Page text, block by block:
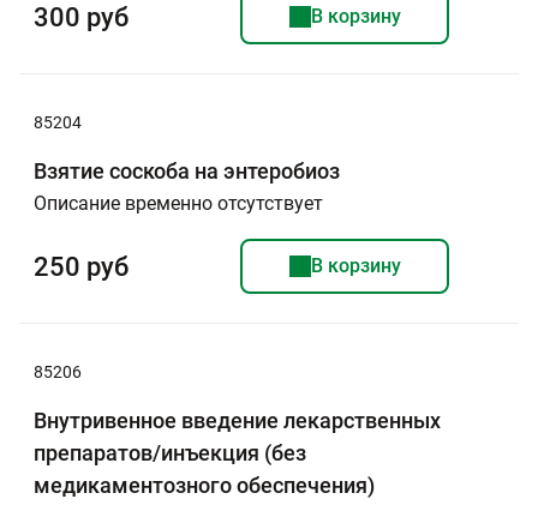
300 руб В корзину
85204
Взятие соскоба на энтеробиоз
Описание временно отсутствует
250 руб В корзину
85206
Внутривенное введение лекарственных
препаратов/инъекция (без
медикаментозного обеспечения)